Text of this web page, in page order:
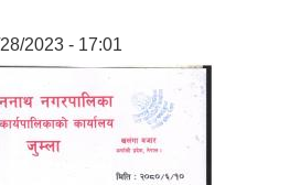
2023 - 17:01